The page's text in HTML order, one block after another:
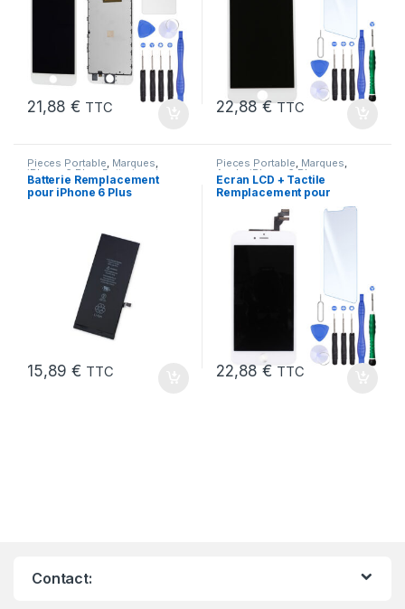
21,88€ TTC 22,88€ TTC
Pieces Portable, Marques,
iPhone 6 Plus Batteries et
chargeurs,Batteries Apple
Batterie Remplacement
pour iPhone 6 Plus
15,89€ TTC
Pieces Portable, Marques,
Apple iPhone 6 Plus
Ecran LCD + Tactile
Remplacement pour
22,88€ TTC
Contact: